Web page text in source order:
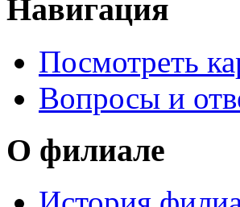
Навигация
Посмотреть
Вопросы и
О филиале